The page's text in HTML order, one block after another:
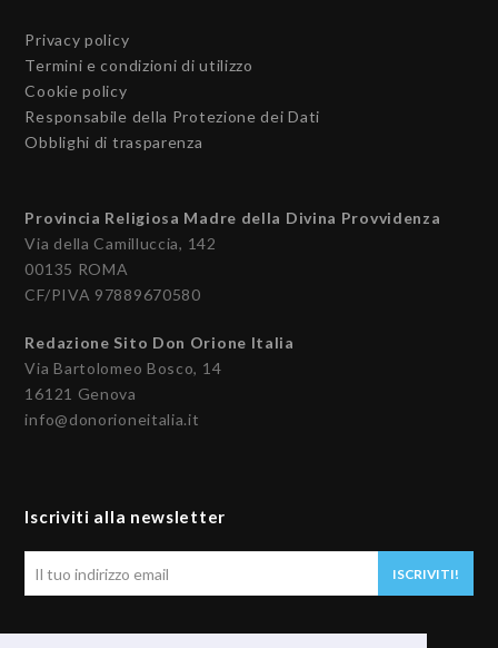
Privacy policy
Termini e condizioni di utilizzo
Cookie policy
Responsabile della Protezione dei Dati
Obblighi di trasparenza
Provincia Religiosa Madre della Divina Provvidenza
Via della Camilluccia, 142
00135 ROMA
CF/PIVA 97889670580
Redazione Sito Don Orione Italia
Via Bartolomeo Bosco, 14
16121 Genova
info@donorioneitalia.it
Iscriviti alla newsletter
ISCRIVITI!